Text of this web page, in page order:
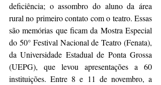
deficiência; o assombro do aluno da área
rural no primeiro contato com o teatro. Essas
são memórias que ficam da Mostra Especial
do 50° Festival Nacional de Teatro (Fenata),
da Universidade Estadual de Ponta Grossa
(UEPG), que levou apresentações a 60
instituições. Entre 8 e 11 de novembro, a